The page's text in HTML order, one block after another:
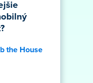
the House